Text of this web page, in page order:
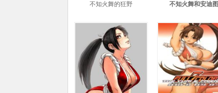
不知火舞的狂野 不知火舞和安迪图